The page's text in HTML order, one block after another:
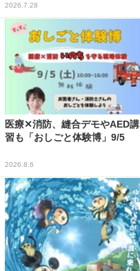
2026.7.28
医療✕消防、縫合デモやAED講
習も「おしごと体験博」9/5
2026.8.6